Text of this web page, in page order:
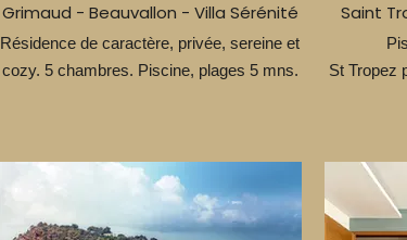
Grimaud - Beauvallon - Villa Sérénité
Résidence de caractère, privée, sereine et
cozy. 5 chambres. Piscine, plages 5 mns.
Saint
St Tropez